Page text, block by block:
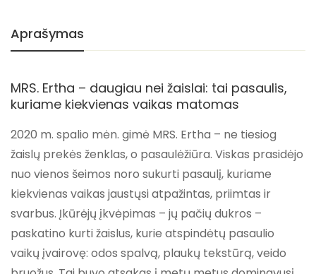
Aprašymas
MRS. Ertha – daugiau nei žaislai: tai pasaulis,
kuriame kiekvienas vaikas matomas
2020 m. spalio mėn. gimė MRS. Ertha – ne tiesiog
žaislų prekės ženklas, o pasaulėžiūra. Viskas prasidėjo
nuo vienos šeimos noro sukurti pasaulį, kuriame
kiekvienas vaikas jaustųsi atpažintas, priimtas ir
svarbus. Įkūrėjų įkvėpimas – jų pačių dukros –
paskatino kurti žaislus, kurie atspindėtų pasaulio
vaikų įvairovę: odos spalvą, plaukų tekstūrą, veido